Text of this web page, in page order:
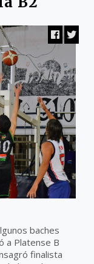
baches
a Platense B
finalista